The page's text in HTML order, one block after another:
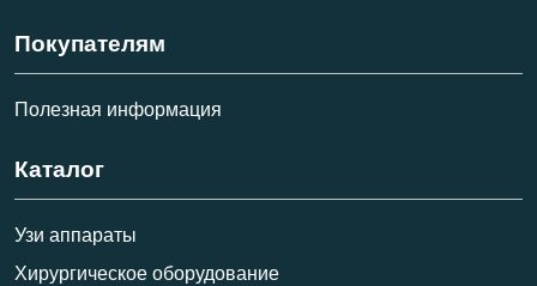
Покупателям
Полезная информация
Каталог
Узи аппараты
Хирургическое оборудование